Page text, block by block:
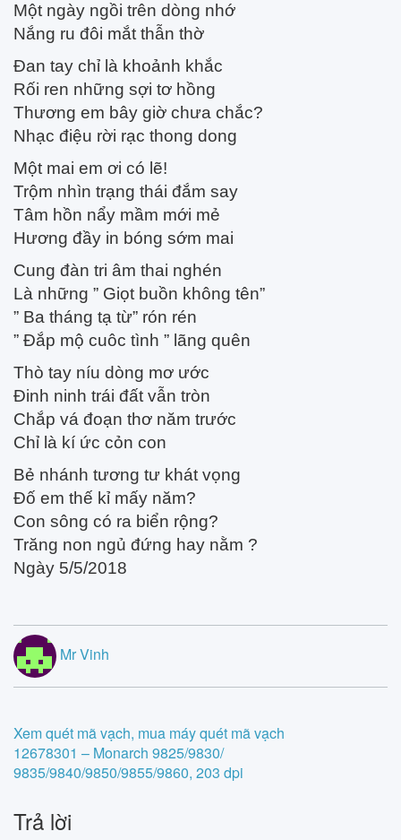
Một ngày ngồi trên dòng nhớ
Nắng ru đôi mắt thẫn thờ
Đan tay chỉ là khoảnh khắc
Rối ren những sợi tơ hồng
Thương em bây giờ chưa chắc?
Nhạc điệu rời rạc thong dong
Một mai em ơi có lẽ!
Trộm nhìn trạng thái đắm say
Tâm hồn nẩy mầm mới mẻ
Hương đầy in bóng sớm mai
Cung đàn tri âm thai nghén
Là những ” Giọt buồn không tên”
” Ba tháng tạ từ” rón rén
” Đắp mộ cuôc tình ” lãng quên
Thò tay níu dòng mơ ước
Đinh ninh trái đất vẫn tròn
Chắp vá đoạn thơ năm trước
Chỉ là kí ức cỏn con
Bẻ nhánh tương tư khát vọng
Đố em thế kỉ mấy năm?
Con sông có ra biển rộng?
Trăng non ngủ đứng hay nằm ?
Ngày 5/5/2018
Mr Vinh
Post
navigation
Xem quét mã vạch, mua máy quét mã vạch
12678301 – Monarch 9825/9830/
9835/9840/9850/9855/9860, 203 dpi
Trả lời